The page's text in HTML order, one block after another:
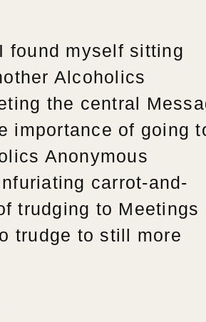
found myself sitting
Alcoholics
the central
importance of going
Anonymous
carrot-and-
trudging to Meetings
trudge to still more